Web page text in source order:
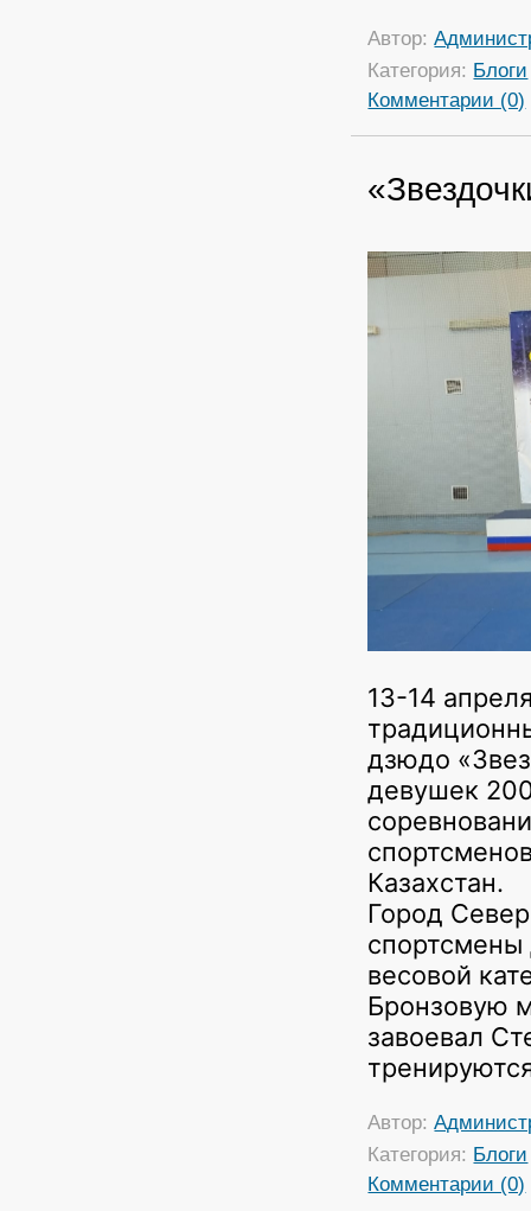
Автор:
Категория: Блоги
Комментарии (0)
13-14
дзюдо
девушек
Казахстан.
Город
весовой
Бронзовую
завоевал
Автор:
Категория: Блоги
Комментарии (0)